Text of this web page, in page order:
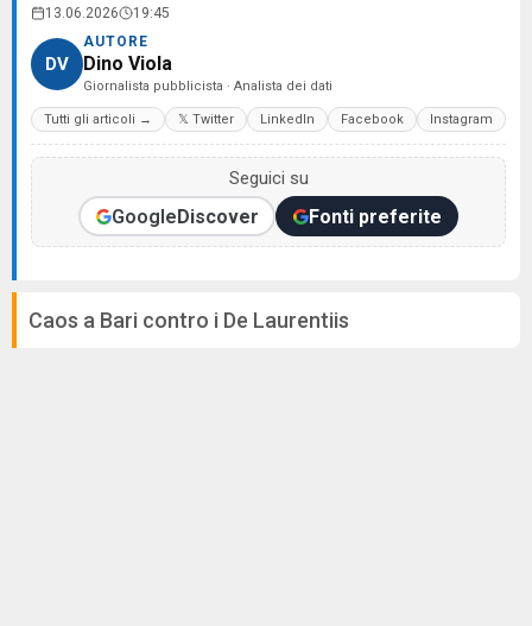
13.06.2026 19:45
DV
AUTORE
Dino Viola
Giornalista pubblicista · Analista dei dati
Tutti gli articoli → 𝕏 Twitter LinkedIn Facebook Instagram
Seguici su
GoogleDiscover Fonti preferite
Caos a Bari contro i De Laurentiis